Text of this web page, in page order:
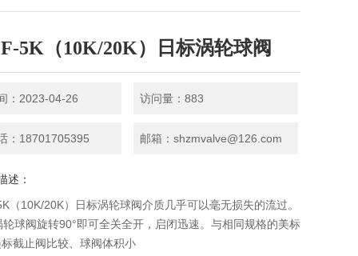
5K（10K/20K）日标涡轮球阀
：2023-04-26 访问量：883
：18701705395 邮箱：shzmvalve@126.com
述：
（10K/20K）日标涡轮球阀介质几乎可以毫无损失的流过。
球阀旋转90°即可全关全开，启闭迅速。与相同规格的美标
截止阀比较、球阀体积小